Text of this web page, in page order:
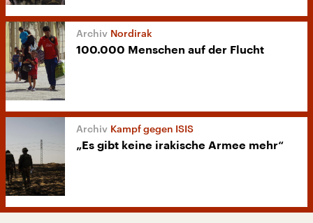
Nordirak
100.000 Menschen auf der Flucht
Kampf gegen ISIS
„Es gibt keine irakische Armee mehr“